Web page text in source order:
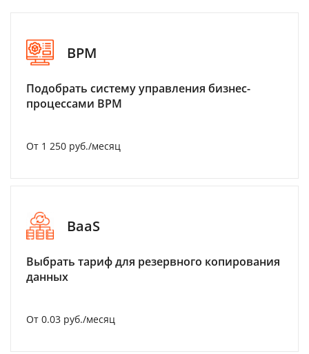
BPM
Подобрать систему управления бизнес-
процессами BPM
От 1 250 руб./месяц
BaaS
Выбрать тариф для резервного копирования
данных
От 0.03 руб./месяц